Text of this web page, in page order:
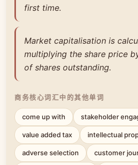
first time.
Market capitalisation is
multiplying the share price
of shares outstanding.
商务核心词汇中的其他单词
come up with stakeholder
value added tax intellectual
adverse selection customer